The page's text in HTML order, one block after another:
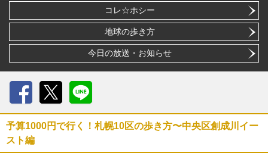
コレ☆ホシー
地球の歩き方
今日の放送・お知らせ
予算1000円で行く！札幌10区の歩き方〜中央区創成川イー
スト編